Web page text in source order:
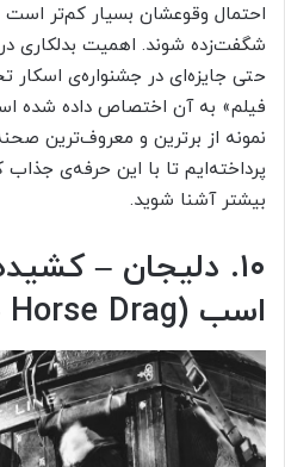
احتمال وقوعشان بسیار کم‌تر است
شگفت‌زده شوند. اهمیت بدلکاری
حتی جایزه‌ای در جشنواره‌ی اسکار
نمونه از برترین و معروف‌ترین
پرداخته‌ایم تا با این حرفه‌ی
بیشتر آشنا شوید.
۱۰. دلیجان –
اسب (Stagecoach – Horse Drag)